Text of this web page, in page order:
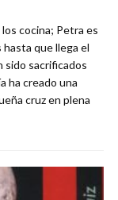
cocina; Petra es
que llega el
sido sacrificados
ha creado una
cruz en plena